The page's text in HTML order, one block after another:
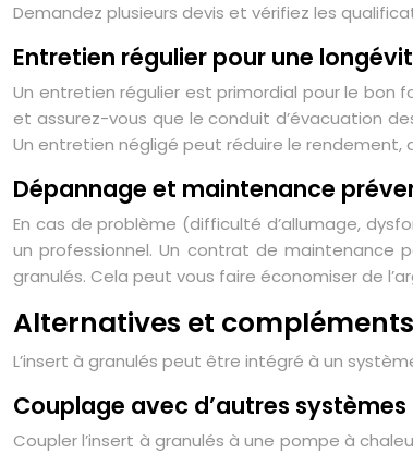
Demandez plusieurs devis et vérifiez les
Entretien régulier pour une
Un entretien régulier est primordial pour le bon
et assurez-vous que le conduit d’évacuation
Un entretien négligé peut réduire le
Dépannage et maintenance
En cas de problème (difficulté d’allumage,
un professionnel. Un contrat de maintenance
granulés. Cela peut vous faire économiser de
Alternatives et
L’insert à granulés peut être intégré à un
Couplage avec d’autres
Coupler l’insert à granulés à une pompe à